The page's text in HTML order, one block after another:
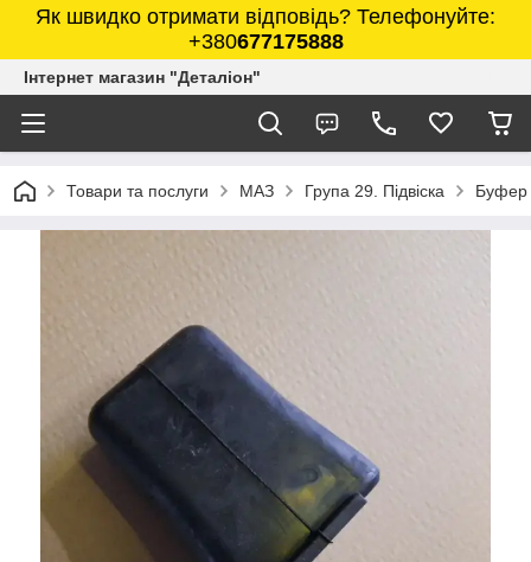
Як швидко отримати відповідь? Телефонуйте:
+380677175888
Інтернет магазин "Деталіон"
Товари та послуги МАЗ Група 29. Підвіска Буфер